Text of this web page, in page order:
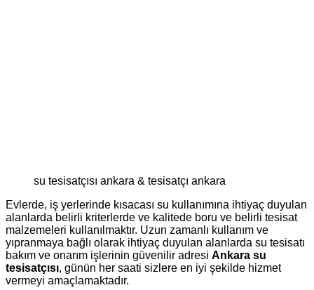
su tesisatçısı ankara & tesisatçı ankara
Evlerde, iş yerlerinde kısacası su kullanımına ihtiyaç duyulan
alanlarda belirli kriterlerde ve kalitede boru ve belirli tesisat
malzemeleri kullanılmaktır. Uzun zamanlı kullanım ve
yıpranmaya bağlı olarak ihtiyaç duyulan alanlarda su tesisatı
bakım ve onarım işlerinin güvenilir adresi Ankara su
tesisatçısı, günün her saati sizlere en iyi şekilde hizmet
vermeyi amaçlamaktadır.